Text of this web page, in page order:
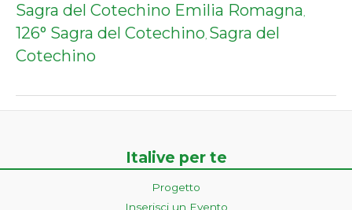
Sagra del Cotechino Emilia Romagna,
126° Sagra del Cotechino, Sagra del
Cotechino
Italive per te
Progetto
Inserisci un Evento